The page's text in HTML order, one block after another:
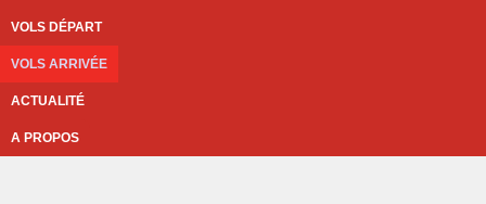
VOLS DÉPART
VOLS ARRIVÉE
ACTUALITÉ
A PROPOS